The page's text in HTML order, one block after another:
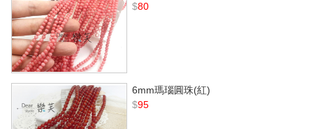
$80
6mm瑪瑙圓珠(紅)
$95